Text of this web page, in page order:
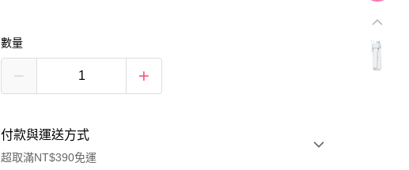
數量
付款與運送方式
超取滿NT$390免運